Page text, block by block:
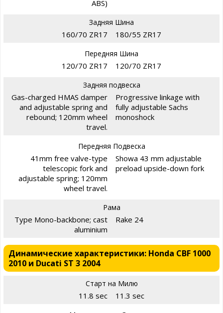
ABS)
Задняя Шина
160/70 ZR17 180/55 ZR17
Передняя Шина
120/70 ZR17 120/70 ZR17
Задняя подвеска
Gas-charged HMAS damper
and adjustable spring and
rebound; 120mm wheel
travel.
Progressive linkage with
fully adjustable Sachs
monoshock
Передняя Подвеска
41mm free valve-type
telescopic fork and
adjustable spring; 120mm
wheel travel.
Showa 43 mm adjustable
preload upside-down fork
Рама
Type Mono-backbone; cast
aluminium
Rake 24
Динамические характеристики: Honda CBF 1000
2010 и Ducati ST 3 2004
Старт на Милю
11.8 sec 11.3 sec